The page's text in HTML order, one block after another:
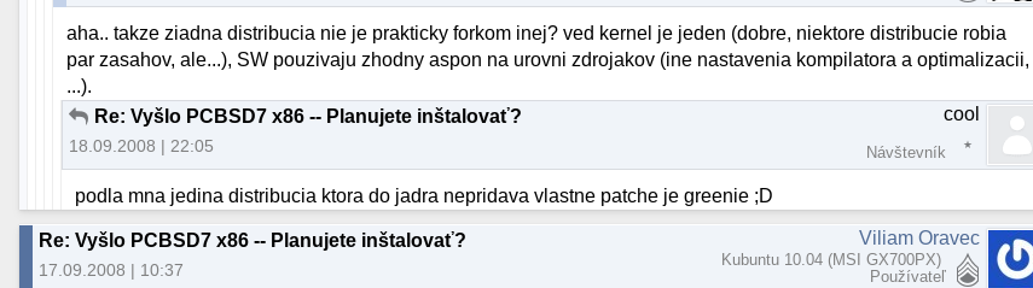
aha.. takze ziadna distribucia nie je prakticky forkom inej? ved kernel je jeden (dobre, niektore distribucie robia
par zasahov, ale...), SW pouzivaju zhodny aspon na urovni zdrojakov (ine nastavenia kompilatora a optimalizacii,
...).
Re: Vyšlo PCBSD7 x86 -- Planujete inštalovať?
18.09.2008 | 22:05
cool
Návštevník
podla mna jedina distribucia ktora do jadra nepridava vlastne patche je greenie ;D
Re: Vyšlo PCBSD7 x86 -- Planujete inštalovať?
17.09.2008 | 10:37
Viliam Oravec
Kubuntu 10.04 (MSI GX700PX)
Používateľ